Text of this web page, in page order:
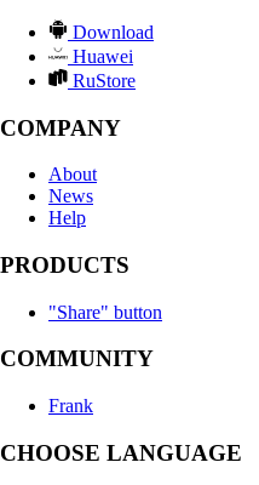
Download
Huawei
RuStore
COMPANY
About
News
Help
PRODUCTS
"Share" button
COMMUNITY
Frank
CHOOSE LANGUAGE